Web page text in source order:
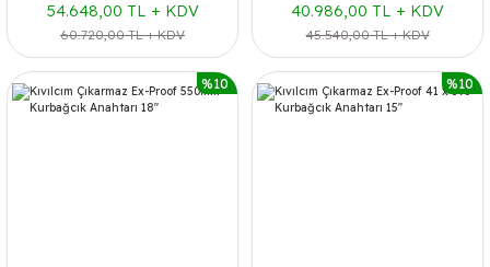
54.648,00 TL + KDV
60.720,00 TL + KDV
40.986,00 TL + KDV
45.540,00 TL + KDV
%10 %10